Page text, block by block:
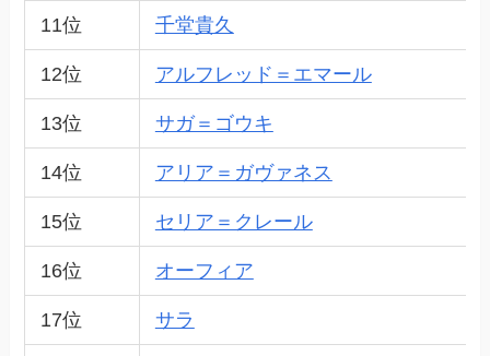
11位 千堂貴久
12位 アルフレッド＝エマール
13位 サガ＝ゴウキ
14位 アリア＝ガヴァネス
15位 セリア＝クレール
16位 オーフィア
17位 サラ